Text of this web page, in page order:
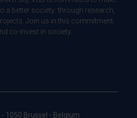
a better society: through research,
Join us in this commitment.
co-invest in society.
- 1050 Brussel - Belgium